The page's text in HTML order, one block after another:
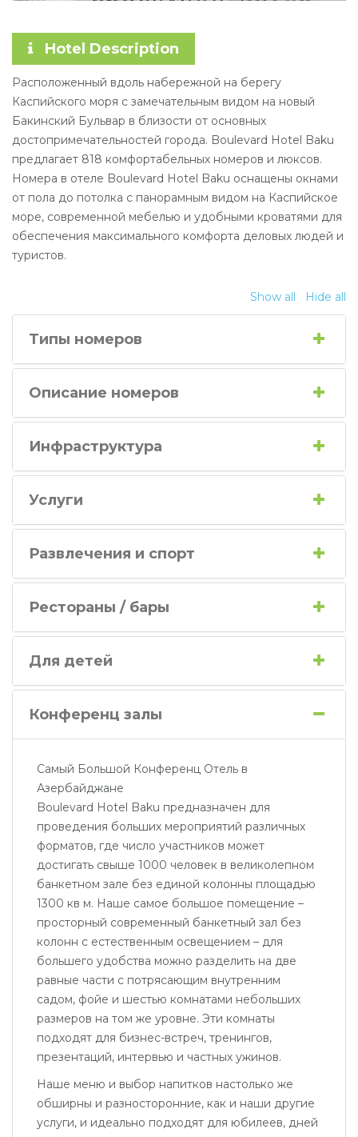
Hotel Description
Расположенный вдоль набережной на берегу
Каспийского моря с замечательным видом на новый
Бакинский Бульвар в близости от основных
достопримечательностей города. Boulevard Hotel Baku
предлагает 818 комфортабельных номеров и люксов.
Номера в отеле Boulevard Hotel Baku оснащены окнами
от пола до потолка с панорамным видом на Каспийское
море, современной мебелью и удобными кроватями для
обеспечения максимального комфорта деловых людей и
туристов.
Show all Hide all
Типы номеров
Описание номеров
Инфраструктура
Услуги
Развлечения и спорт
Рестораны / бары
Для детей
Конференц залы
Самый Большой Конференц Отель в
Азербайджане
Boulevard Hotel Baku предназначен для
проведения больших мероприятий различных
форматов, где число участников может
достигать свыше 1000 человек в великолепном
банкетном зале без единой колонны площадью
1300 кв м. Наше самое большое помещение –
просторный современный банкетный зал без
колонн с естественным освещением – для
большего удобства можно разделить на две
равные части с потрясающим внутренним
садом, фойе и шестью комнатами небольших
размеров на том же уровне. Эти комнаты
подходят для бизнес-встреч, тренингов,
презентаций, интервью и частных ужинов.
Наше меню и выбор напитков настолько же
обширны и разносторонние, как и наши другие
услуги, и идеально подходят для юбилеев, дней